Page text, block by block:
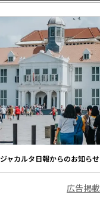
ジャカルタ日報からのお知らせ
広告掲